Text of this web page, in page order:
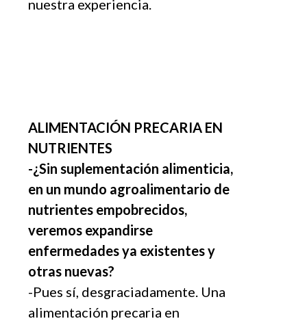
nuestra experiencia.
ALIMENTACIÓN PRECARIA EN
NUTRIENTES
-¿Sin suplementación alimenticia,
en un mundo agroalimentario de
nutrientes empobrecidos,
veremos expandirse
enfermedades ya existentes y
otras nuevas?
-Pues sí, desgraciadamente. Una
alimentación precaria en